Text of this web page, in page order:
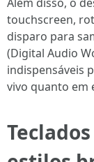
touchscreen,
disparo para
(Digital Audio
indispensáveis
vivo quanto em